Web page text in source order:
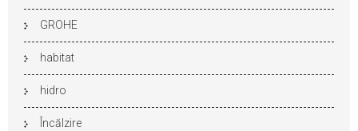
GROHE
habitat
hidro
Încălzire